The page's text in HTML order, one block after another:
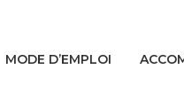
MODE D’EMPLOI